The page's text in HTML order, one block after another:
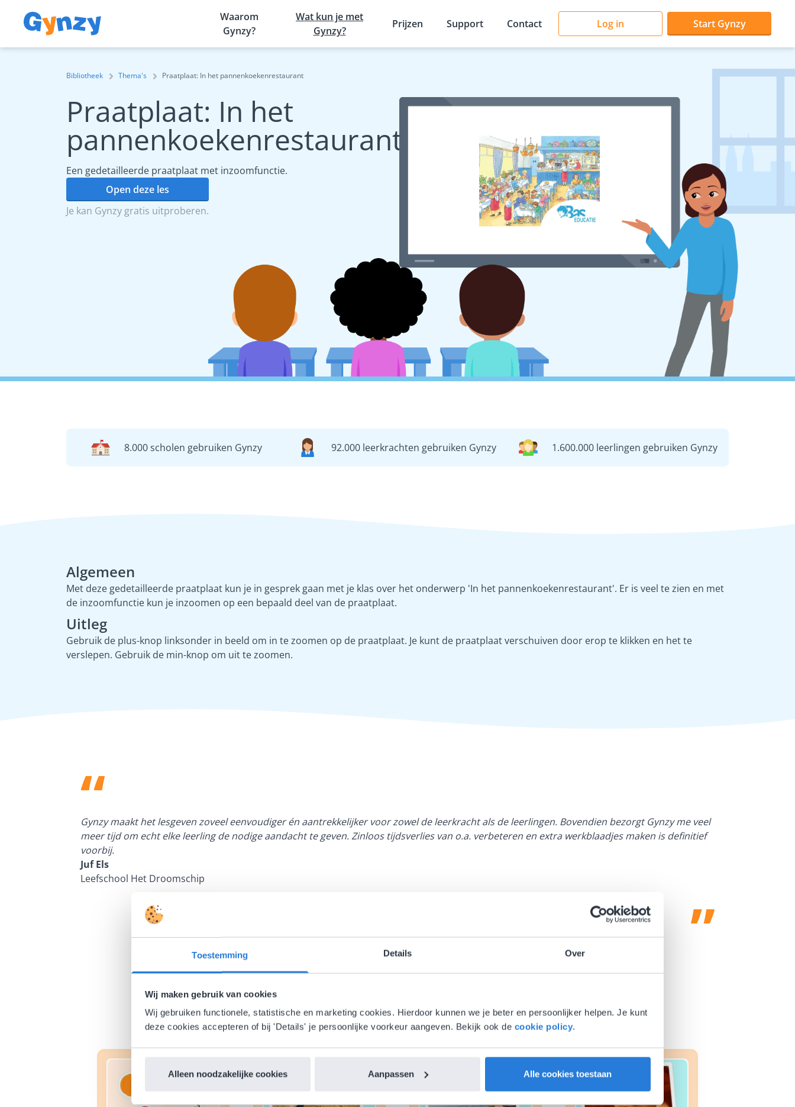
Toestemming Details Over
Wij maken gebruik van cookies
Wij gebruiken functionele, statistische en marketing cookies. Hierdoor kunnen we je beter en persoonlijker helpen. Je kunt
deze cookies accepteren of bij 'Details' je persoonlijke voorkeur aangeven. Bekijk ook de cookie policy.
Alleen noodzakelijke cookies Aanpassen Alle cookies toestaan
Waarom
Gynzy?
Wat kun je met
Gynzy?
Prijzen Support Contact Log in Start Gynzy
Bibliotheek Thema's Praatplaat: In het pannenkoekenrestaurant
Praatplaat: In het
pannenkoekenrestaurant
Een gedetailleerde praatplaat met inzoomfunctie.
Open deze les
Je kan Gynzy gratis uitproberen.
8.000 scholen gebruiken Gynzy 92.000 leerkrachten gebruiken Gynzy 1.600.000 leerlingen gebruiken Gynzy
Algemeen
Met deze gedetailleerde praatplaat kun je in gesprek gaan met je klas over het onderwerp 'In het pannenkoekenrestaurant'. Er is veel te zien en met
de inzoomfunctie kun je inzoomen op een bepaald deel van de praatplaat.
Uitleg
Gebruik de plus-knop linksonder in beeld om in te zoomen op de praatplaat. Je kunt de praatplaat verschuiven door erop te klikken en het te
verslepen. Gebruik de min-knop om uit te zoomen.
Gynzy maakt het lesgeven zoveel eenvoudiger én aantrekkelijker voor zowel de leerkracht als de leerlingen. Bovendien bezorgt Gynzy me veel
meer tijd om echt elke leerling de nodige aandacht te geven. Zinloos tijdsverlies van o.a. verbeteren en extra werkblaadjes maken is definitief
voorbij.
Juf Els
Leefschool Het Droomschip
Ontdek meer!